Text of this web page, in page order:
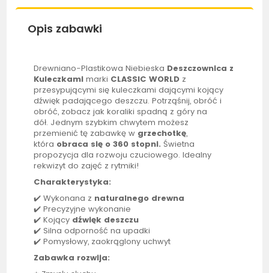
Opis zabawki
Drewniano-Plastikowa Niebieska Deszczownica z
Kuleczkami marki CLASSIC WORLD z
przesypującymi się kuleczkami dającymi kojący
dźwięk padającego deszczu. Potrząśnij, obróć i
obróć, zobacz jak koraliki spadną z góry na
dół. Jednym szybkim chwytem możesz
przemienić tę zabawkę w grzechotkę,
która obraca się o 360 stopni. Świetna
propozycja dla rozwoju czuciowego. Idealny
rekwizyt do zajęć z rytmiki!
Charakterystyka:
✔️ Wykonana z naturalnego drewna
✔️ Precyzyjne wykonanie
✔️ Kojący dźwięk deszczu
✔️ Silna odporność na upadki
✔️ Pomysłowy, zaokrąglony uchwyt
Zabawka rozwija: